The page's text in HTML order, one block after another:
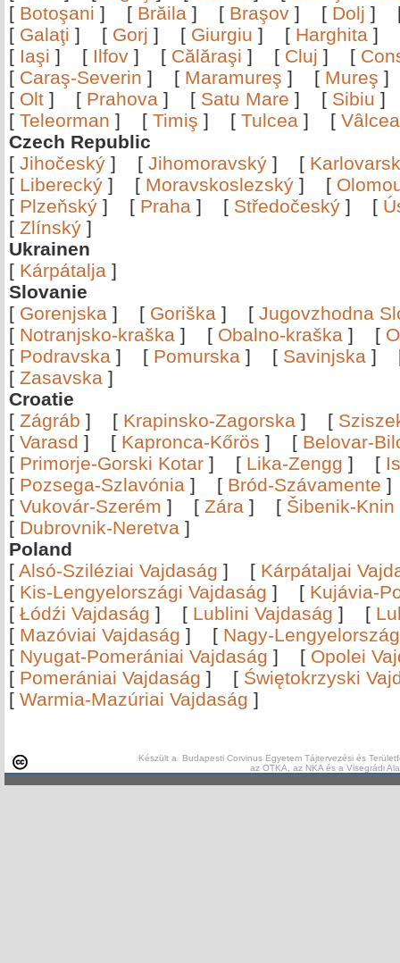
[ Botoşani ] [ Brăila ] [ Braşov ] [ Dolj ]
[ Galaţi ] [ Gorj ] [ Giurgiu ] [ Harghita ]
[ Iaşi ] [ Ilfov ] [ Călăraşi ] [ Cluj ] [
[ Caraş-Severin ] [ Maramureş ] [ Mureş
[ Olt ] [ Prahova ] [ Satu Mare ] [ Sibiu
[ Teleorman ] [ Timiş ] [ Tulcea ] [
Czech Republic
[ Jihočeský ] [ Jihomoravský ] [
[ Liberecký ] [ Moravskoslezský ] [
[ Plzeňský ] [ Praha ] [ Středočeský ] [
[ Zlínský ]
Ukrainen
[ Kárpátalja ]
Slovanie
[ Gorenjska ] [ Goriška ] [ Jugovzhodna
[ Notranjsko-kraška ] [ Obalno-kraška ] [
[ Podravska ] [ Pomurska ] [ Savinjska ]
[ Zasavska ]
Croatie
[ Zágráb ] [ Krapinsko-Zagorska ] [
[ Varasd ] [ Kapronca-Kőrös ] [ Belovar-
[ Primorje-Gorski Kotar ] [ Lika-Zengg ] [
[ Pozsega-Szlavónia ] [ Bród-Szávamente
[ Vukovár-Szerém ] [ Zára ] [ Šibenik-Knin
[ Dubrovnik-Neretva ]
Poland
[ Alsó-Sziléziai Vajdaság ] [ Kárpátaljai
[ Kis-Lengyelországi Vajdaság ] [ Kujávia-
[ Łódźi Vajdaság ] [ Lublini Vajdaság ] [
[ Mazóviai Vajdaság ] [ Nagy-
[ Nyugat-Pomerániai Vajdaság ] [ Opolei
[ Pomerániai Vajdaság ] [ Świętokrzyski
[ Warmia-Mazúriai Vajdaság ]
Készült a Budapesti Corvinus Egyetem Tájtervezési és
az OTKA, az NKA és a Visegrádi